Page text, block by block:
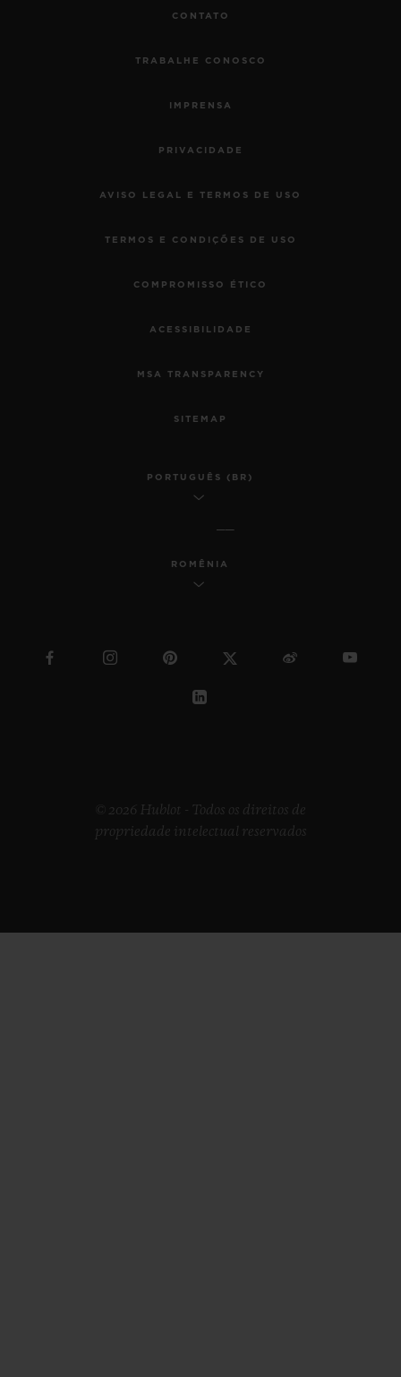
CONTATO
TRABALHE CONOSCO
IMPRENSA
PRIVACIDADE
AVISO LEGAL E TERMOS DE USO
TERMOS E CONDIÇÕES DE USO
COMPROMISSO ÉTICO
ACESSIBILIDADE
MSA TRANSPARENCY
SITEMAP
PORTUGUÊS (BR)
ROMÊNIA
© 2026 Hublot - Todos os direitos de
propriedade intelectual reservados